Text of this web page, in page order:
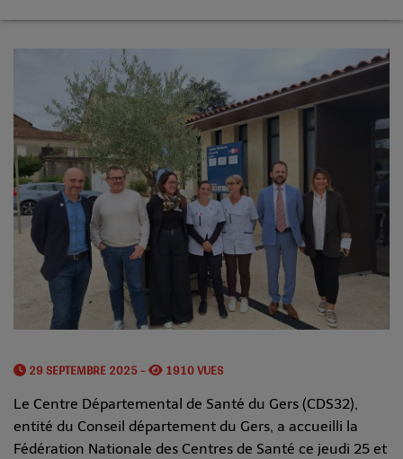
29 SEPTEMBRE 2025 - 1910 VUES
Le Centre Départemental de Santé du Gers (CDS32),
entité du Conseil département du Gers, a accueilli la
Fédération Nationale des Centres de Santé ce jeudi 25 et